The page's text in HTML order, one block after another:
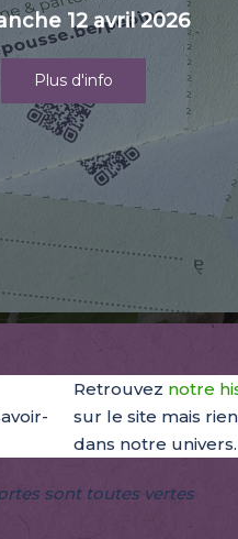
12 avril 2026
Plus d'info
Retrouvez notre
sur le site mais
dans notre univers.
sont toutes vertes